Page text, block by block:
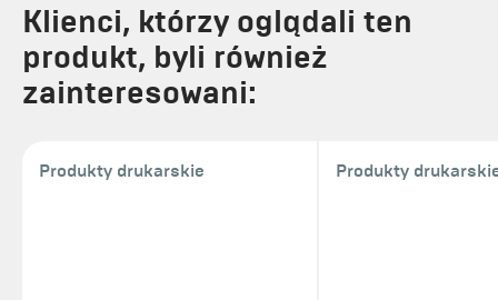
Klienci, którzy oglądali ten
produkt, byli również
zainteresowani:
Produkty drukarskie Produkty